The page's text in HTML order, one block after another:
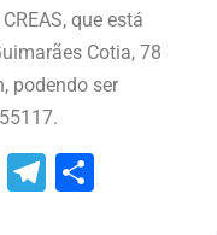
que está
Cotia, 78
podendo ser
WhatsApp
Telegram